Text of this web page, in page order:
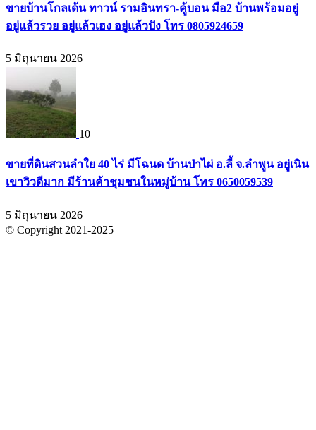
ขายบ้านโกลเด้น ทาวน์ รามอินทรา-คู้บอน มือ2 บ้านพร้อมอยู่
อยู่แล้วรวย อยู่แล้วเฮง อยู่แล้วปัง โทร 0805924659
5 มิถุนายน 2026
10
ขายที่ดินสวนลำใย 40 ไร่ มีโฉนด บ้านป่าไผ่ อ.ลี้ จ.ลำพูน อยู่เนิน
เขาวิวดีมาก มีร้านค้าชุมชนในหมู่บ้าน โทร 0650059539
5 มิถุนายน 2026
© Copyright 2021-2025